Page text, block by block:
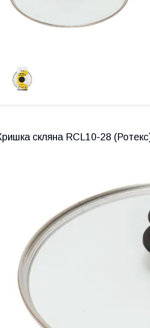
скляна RCL10-28